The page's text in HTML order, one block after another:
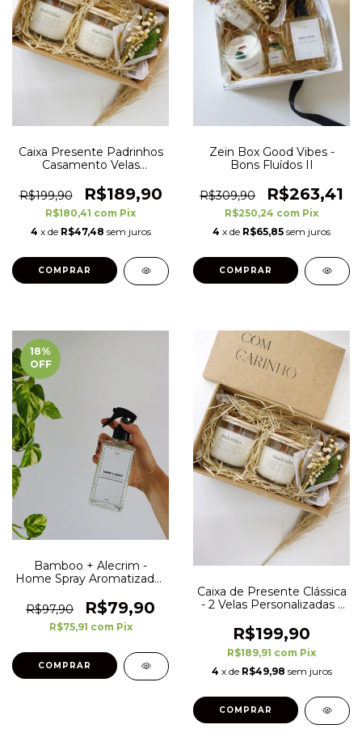
Caixa Presente Padrinhos
Casamento Velas
Entrega
R$199,90 R$189,90
R$180,41 com Pix
4 x de R$47,48 sem juros
COMPRAR
Zein Box Good Vibes -
Bons Fluídos II
R$309,90 R$263,41
R$250,24 com Pix
4 x de R$65,85 sem juros
18%
OFF
Bamboo + Alecrim -
Home Spray Aromatizador
250 ml
R$97,90 R$79,90
R$75,91 com Pix
Caixa de Presente Clássica
- 2 Velas Personalizadas -
Lembranças
R$199,90
R$189,91 com Pix
4 x de R$49,98 sem juros
COMPRAR